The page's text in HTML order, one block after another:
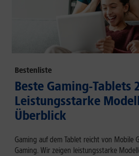
Bestenliste
Beste Gaming-Tablets
Leistungsstarke
Überblick
Gaming auf dem Tablet reicht von Mobile
Gaming. Wir zeigen leistungsstarke